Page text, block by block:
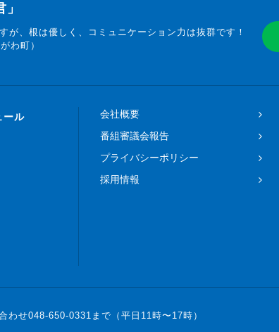
が、根は優しく、コミュニケーション力は抜群です！
わ町）
ール 会社概要
番組審議会報告
プライバシーポリシー
採用情報
わせ048-650-0331まで（平日11時〜17時）